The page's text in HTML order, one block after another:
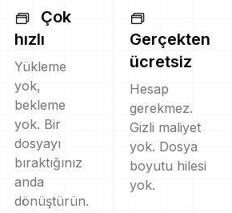
Çok
hızlı
Yükleme
yok,
bekleme
yok. Bir
dosyayı
bıraktığınız
anda
dönüştürün.
Gerçekten
ücretsiz
Hesap
gerekmez.
Gizli maliyet
yok. Dosya
boyutu hilesi
yok.